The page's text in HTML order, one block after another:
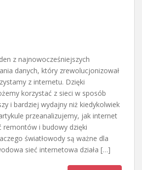
z najnowocześniejszych
danych, który zrewolucjonizował
z internetu. Dzięki
korzystać z sieci w sposób
i bardziej wydajny niż kiedykolwiek
przeanalizujemy, jak internet
remontów i budowy dzięki
światłowody są ważne dla
sieć internetowa działa […]